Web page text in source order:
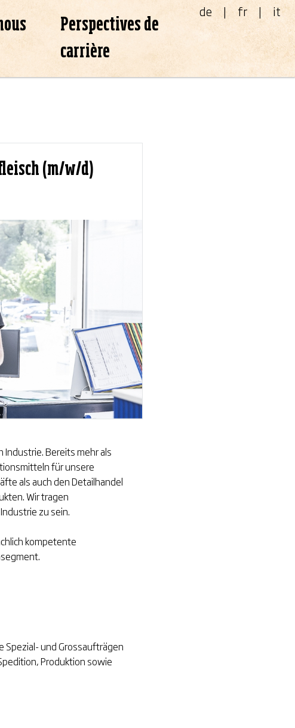
de fr it
Perspectives de
carrière
(m/w/d)
Bereits mehr als
für unsere
als auch den Detailhandel
Wir tragen
zu sein.
kompetente
und Grossaufträgen
Produktion sowie